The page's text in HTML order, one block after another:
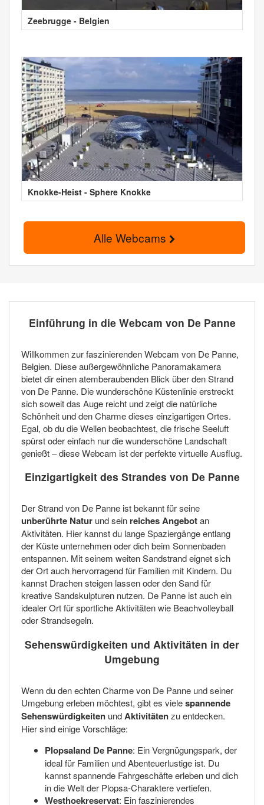
Zeebrugge - Belgien
Knokke-Heist - Sphere Knokke
Alle Webcams
Einführung in die Webcam von De Panne
Willkommen zur faszinierenden Webcam von De Panne,
Belgien. Diese außergewöhnliche Panoramakamera
bietet dir einen atemberaubenden Blick über den Strand
von De Panne. Die wunderschöne Küstenlinie erstreckt
sich soweit das Auge reicht und zeigt die natürliche
Schönheit und den Charme dieses einzigartigen Ortes.
Egal, ob du die Wellen beobachtest, die frische Seeluft
spürst oder einfach nur die wunderschöne Landschaft
genießt – diese Webcam ist der perfekte virtuelle Ausflug.
Einzigartigkeit des Strandes von De Panne
Der Strand von De Panne ist bekannt für seine
unberührte Natur und sein reiches Angebotan
Aktivitäten. Hier kannst du lange Spaziergänge entlang
der Küste unternehmen oder dich beim Sonnenbaden
entspannen. Mit seinem weiten Sandstrand eignet sich
der Ort auch hervorragend für Familien mit Kindern. Du
kannst Drachen steigen lassen oder den Sand für
kreative Sandskulpturen nutzen. De Panne ist auch ein
idealer Ort für sportliche Aktivitäten wie Beachvolleyball
oder Strandsegeln.
Sehenswürdigkeiten und Aktivitäten in der
Umgebung
Wenn du den echten Charme von De Panne und seiner
Umgebung erleben möchtest, gibt es vielespannende
Sehenswürdigkeiten undAktivitätenzu entdecken.
Hier sind einige Vorschläge:
Plopsaland De Panne: Ein Vergnügungspark, der
ideal für Familien und Abenteuerlustige ist. Du
kannst spannende Fahrgeschäfte erleben und dich
in die Welt der Plopsa-Charaktere vertiefen.
Westhoekreservat: Ein faszinierendes